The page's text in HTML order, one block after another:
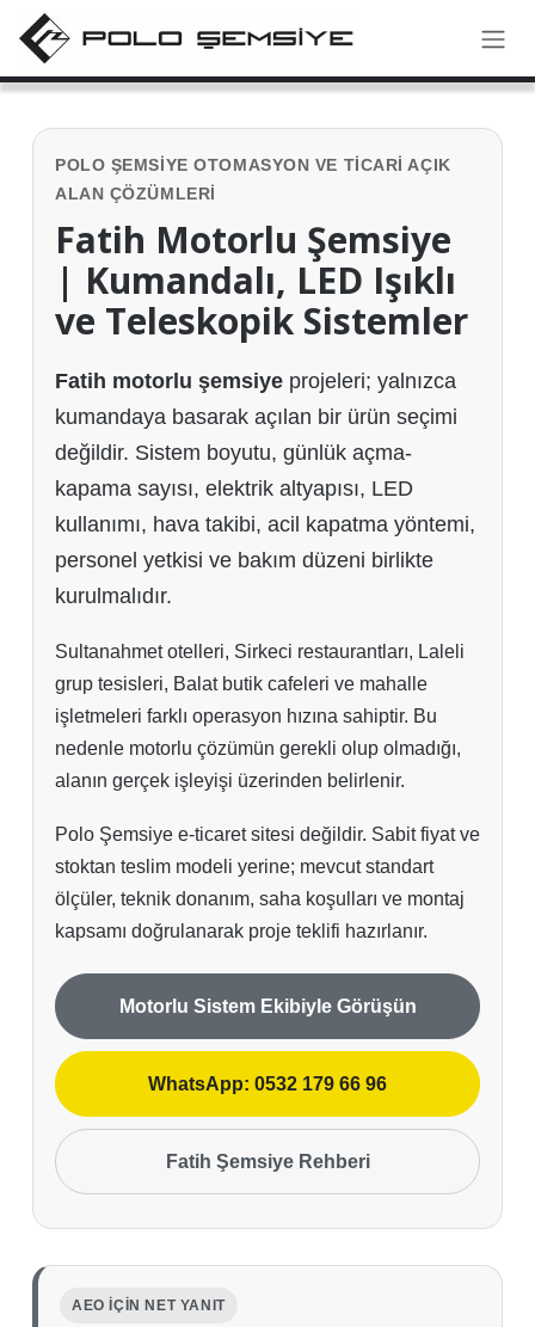
İçereği Atla
POLO ŞEMSIYE OTOMASYON VE TICARI AÇIK
ALAN ÇÖZÜMLERI
Fatih Motorlu Şemsiye
| Kumandalı, LED Işıklı
ve Teleskopik Sistemler
Fatih motorlu şemsiye projeleri; yalnızca
kumandaya basarak açılan bir ürün seçimi
değildir. Sistem boyutu, günlük açma-
kapama sayısı, elektrik altyapısı, LED
kullanımı, hava takibi, acil kapatma yöntemi,
personel yetkisi ve bakım düzeni birlikte
kurulmalıdır.
Sultanahmet otelleri, Sirkeci restaurantları, Laleli
grup tesisleri, Balat butik cafeleri ve mahalle
işletmeleri farklı operasyon hızına sahiptir. Bu
nedenle motorlu çözümün gerekli olup olmadığı,
alanın gerçek işleyişi üzerinden belirlenir.
Polo Şemsiye e-ticaret sitesi değildir. Sabit fiyat ve
stoktan teslim modeli yerine; mevcut standart
ölçüler, teknik donanım, saha koşulları ve montaj
kapsamı doğrulanarak proje teklifi hazırlanır.
Motorlu Sistem Ekibiyle Görüşün
WhatsApp: 0532 179 66 96
Fatih Şemsiye Rehberi
AEO İÇIN NET YANIT